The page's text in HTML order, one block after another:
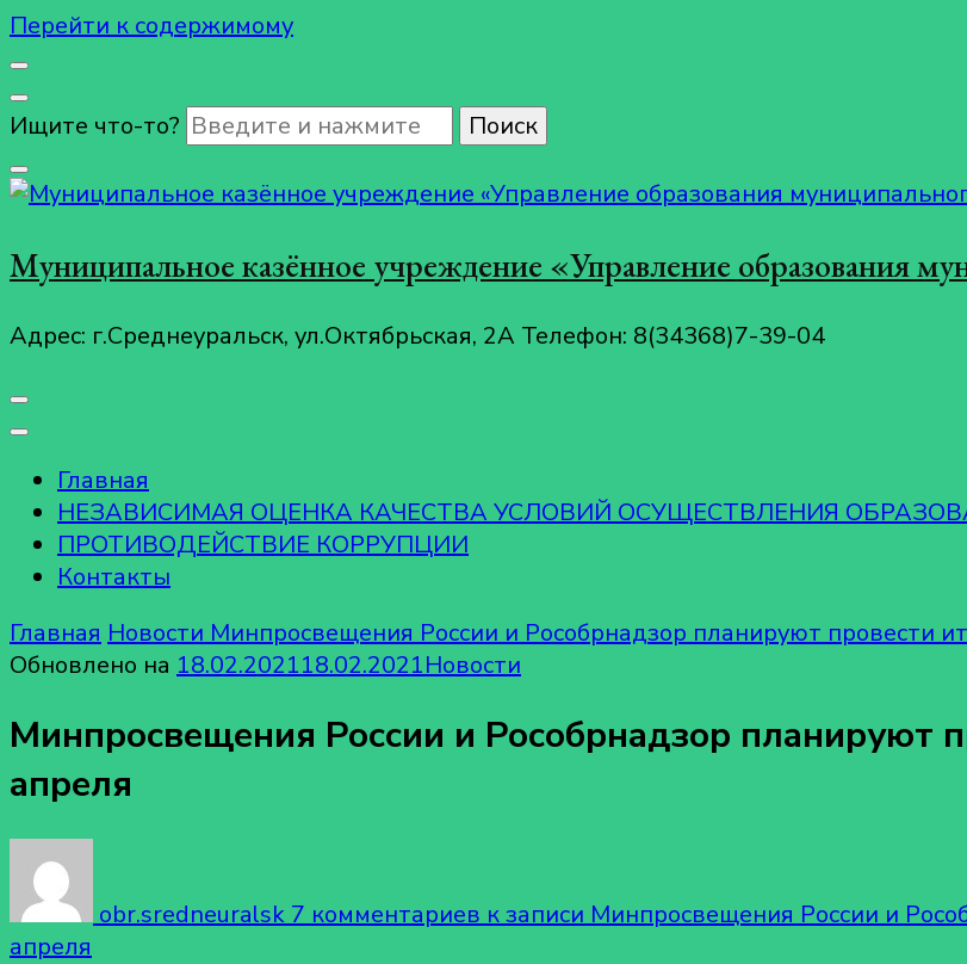
Перейти к содержимому
Ищите что-то?
Муниципальное казённое учреждение «Управление образования
Адрес: г.Среднеуральск, ул.Октябрьская, 2А Телефон: 8(34368)7-39-04
Главная
НЕЗАВИСИМАЯ ОЦЕНКА КАЧЕСТВА УСЛОВИЙ ОСУЩЕСТВЛЕНИЯ
ПРОТИВОДЕЙСТВИЕ КОРРУПЦИИ
Контакты
Главная Новости Минпросвещения России и Рособрнадзор планируют провести
Обновлено на 18.02.202118.02.2021Новости
Минпросвещения России и Рособрнадзор планируют
апреля
obr.sredneuralsk 7 комментариев к записи Минпросвещения России и
апреля